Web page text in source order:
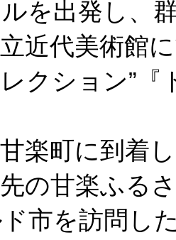
を出発し、
近代美術館
クション”『
楽町に到着
の甘楽ふる
市を訪問し